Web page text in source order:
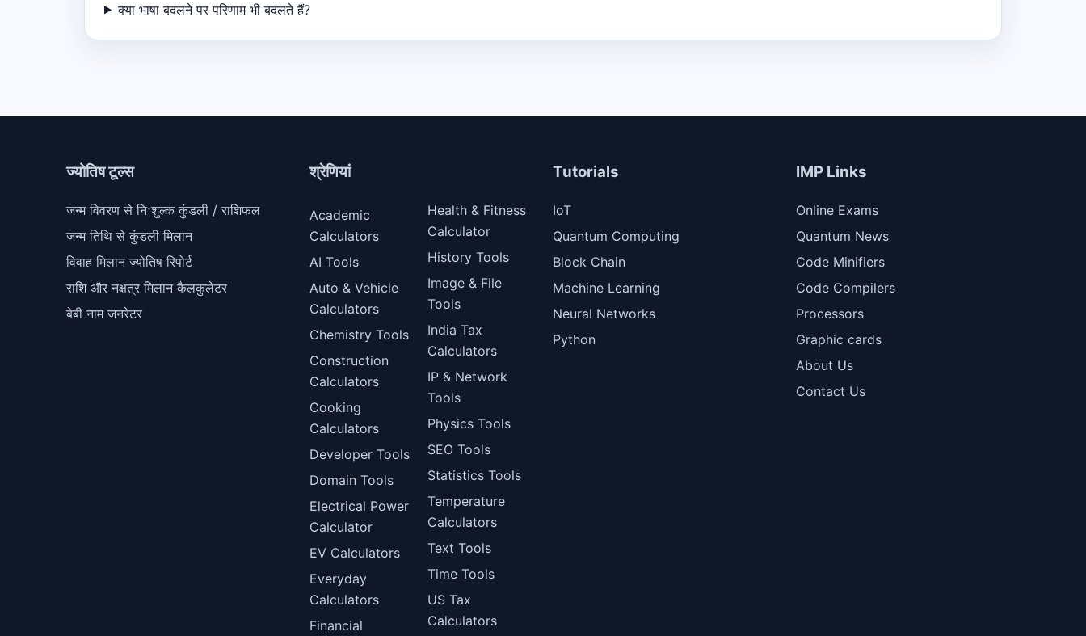
क्या भाषा बदलने पर परिणाम भी बदलते हैं?
ज्योतिष टूल्स
जन्म विवरण से निःशुल्क कुंडली / राशिफल
जन्म तिथि से कुंडली मिलान
विवाह मिलान ज्योतिष रिपोर्ट
राशि और नक्षत्र मिलान कैलकुलेटर
बेबी नाम जनरेटर
श्रेणियां
Academic
Calculators
AI Tools
Auto & Vehicle
Calculators
Chemistry Tools
Construction
Calculators
Cooking
Calculators
Developer Tools
Domain Tools
Electrical Power
Calculator
EV Calculators
Everyday
Calculators
Financial
Health & Fitness
Calculator
History Tools
Image & File
Tools
India Tax
Calculators
IP & Network
Tools
Physics Tools
SEO Tools
Statistics Tools
Temperature
Calculators
Text Tools
Time Tools
US Tax
Calculators
Tutorials
IoT
Quantum Computing
Block Chain
Machine Learning
Neural Networks
Python
IMP Links
Online Exams
Quantum News
Code Minifiers
Code Compilers
Processors
Graphic cards
About Us
Contact Us